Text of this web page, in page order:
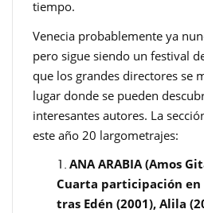
tiempo.
Venecia probablemente ya
pero sigue siendo un festival
que los grandes directores se
lugar donde se pueden
interesantes autores. La
este año 20 largometrajes:
ANA ARABIA (Amos
Cuarta participación en
tras Edén (2001), Alila